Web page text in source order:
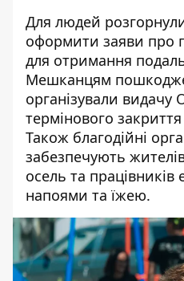
Для людей
оформити заяви про
для отримання
Мешканцям
організували видачу
термінового
Також благодійні
забезпечують
осель та працівників
напоями та їжею.